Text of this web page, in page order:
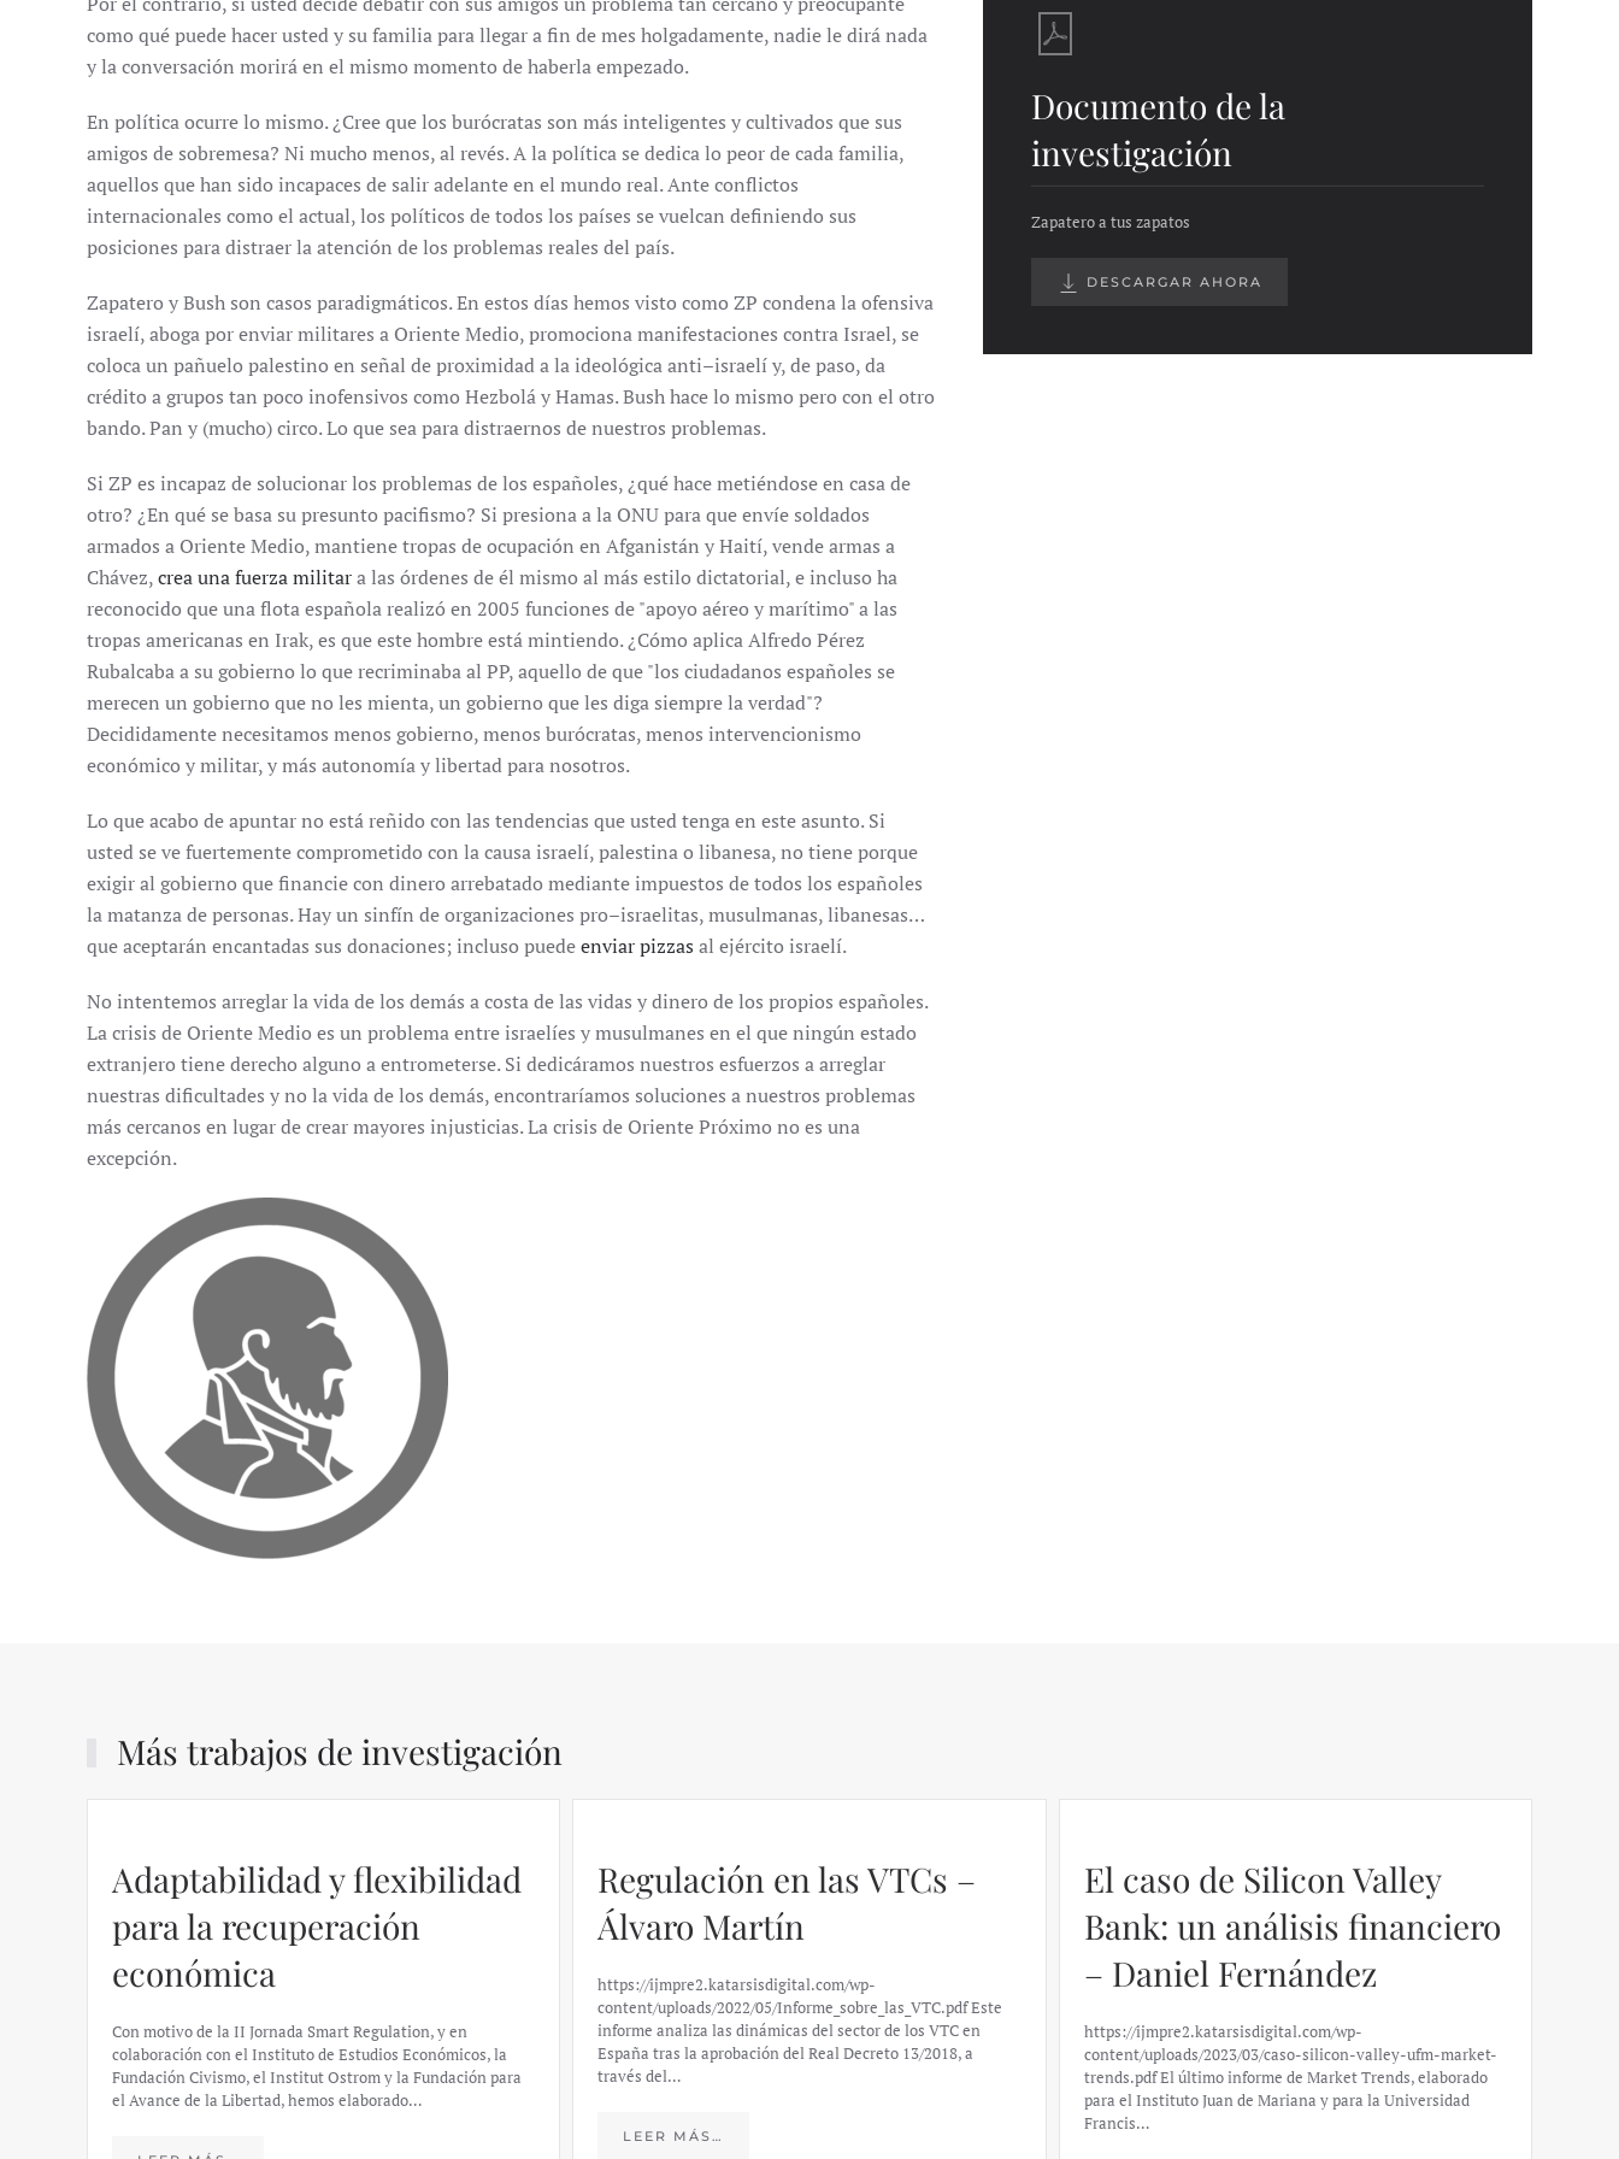
como qué puede hacer usted y su familia para llegar a fin de mes holgadamente, nadie le dirá nada
y la conversación morirá en el mismo momento de haberla empezado.
En política ocurre lo mismo. ¿Cree que los burócratas son más inteligentes y cultivados que sus
amigos de sobremesa? Ni mucho menos, al revés. A la política se dedica lo peor de cada familia,
aquellos que han sido incapaces de salir adelante en el mundo real. Ante conflictos
internacionales como el actual, los políticos de todos los países se vuelcan definiendo sus
posiciones para distraer la atención de los problemas reales del país.
Zapatero y Bush son casos paradigmáticos. En estos días hemos visto como ZP condena la ofensiva
israelí, aboga por enviar militares a Oriente Medio, promociona manifestaciones contra Israel, se
coloca un pañuelo palestino en señal de proximidad a la ideológica anti–israelí y, de paso, da
crédito a grupos tan poco inofensivos como Hezbolá y Hamas. Bush hace lo mismo pero con el otro
bando. Pan y (mucho) circo. Lo que sea para distraernos de nuestros problemas.
Si ZP es incapaz de solucionar los problemas de los españoles, ¿qué hace metiéndose en casa de
otro? ¿En qué se basa su presunto pacifismo? Si presiona a la ONU para que envíe soldados
armados a Oriente Medio, mantiene tropas de ocupación en Afganistán y Haití, vende armas a
Chávez,crea una fuerza militara las órdenes de él mismo al más estilo dictatorial, e incluso ha
reconocido que una flota española realizó en 2005 funciones de "apoyo aéreo y marítimo" a las
tropas americanas en Irak, es que este hombre está mintiendo. ¿Cómo aplica Alfredo Pérez
Rubalcaba a su gobierno lo que recriminaba al PP, aquello de que "los ciudadanos españoles se
merecen un gobierno que no les mienta, un gobierno que les diga siempre la verdad"?
Decididamente necesitamos menos gobierno, menos burócratas, menos intervencionismo
económico y militar, y más autonomía y libertad para nosotros.
Lo que acabo de apuntar no está reñido con las tendencias que usted tenga en este asunto. Si
usted se ve fuertemente comprometido con la causa israelí, palestina o libanesa, no tiene porque
exigir al gobierno que financie con dinero arrebatado mediante impuestos de todos los españoles
la matanza de personas. Hay un sinfín de organizaciones pro–israelitas, musulmanas, libanesas…
que aceptarán encantadas sus donaciones; incluso puedeenviar pizzas al ejército israelí.
No intentemos arreglar la vida de los demás a costa de las vidas y dinero de los propios españoles.
La crisis de Oriente Medio es un problema entre israelíes y musulmanes en el que ningún estado
extranjero tiene derecho alguno a entrometerse. Si dedicáramos nuestros esfuerzos a arreglar
nuestras dificultades y no la vida de los demás, encontraríamos soluciones a nuestros problemas
más cercanos en lugar de crear mayores injusticias. La crisis de Oriente Próximo no es una
excepción.
Documento de la
investigación
Zapatero a tus zapatos
DESCARGAR AHORA
Más trabajos de investigación
Adaptabilidad y flexibilidad
para la recuperación
económica
Con motivo de la II Jornada Smart Regulation, y en
colaboración con el Instituto de Estudios Económicos, la
Fundación Civismo, el Institut Ostrom y la Fundación para
el Avance de la Libertad, hemos elaborado…
Regulación en las VTCs –
Álvaro Martín
https://ijmpre2.katarsisdigital.com/wp-
content/uploads/2022/05/Informe_sobre_las_VTC.pdf Este
informe analiza las dinámicas del sector de los VTC en
España tras la aprobación del Real Decreto 13/2018, a
través del…
LEER MÁS…
El caso de Silicon Valley
Bank: un análisis financiero
– Daniel Fernández
https://ijmpre2.katarsisdigital.com/wp-
content/uploads/2023/03/caso-silicon-valley-ufm-market-
trends.pdf El último informe de Market Trends, elaborado
para el Instituto Juan de Mariana y para la Universidad
Francis…